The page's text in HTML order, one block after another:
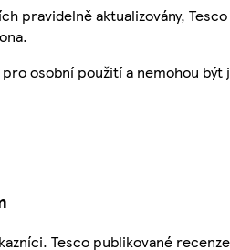
pravidelně aktualizovány,
osobní použití a nemohou
Tesco publikované